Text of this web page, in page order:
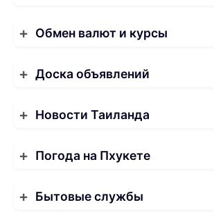
Обмен валют и курсы
Доска объявлений
Новости Таиланда
Погода на Пхукете
Бытовые службы